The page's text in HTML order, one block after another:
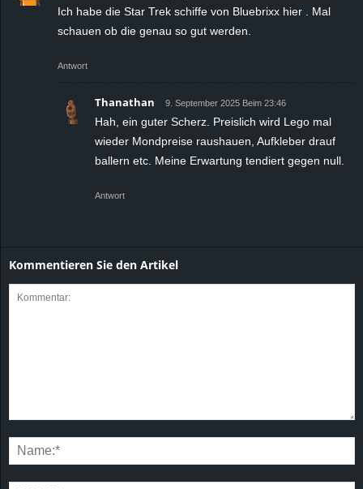
Ich habe die Star Trek schiffe von Bluebrixx hier . Mal
schauen ob die genau so gut werden.
Antwort
Thanathan 9. September 2025 Beim 23:46
Hah, ein guter Scherz. Preislich wird Lego mal
wieder Mondpreise raushauen, Aufkleber drauf
ballern etc. Meine Erwartung tendiert gegen null.
Antwort
Kommentieren Sie den Artikel